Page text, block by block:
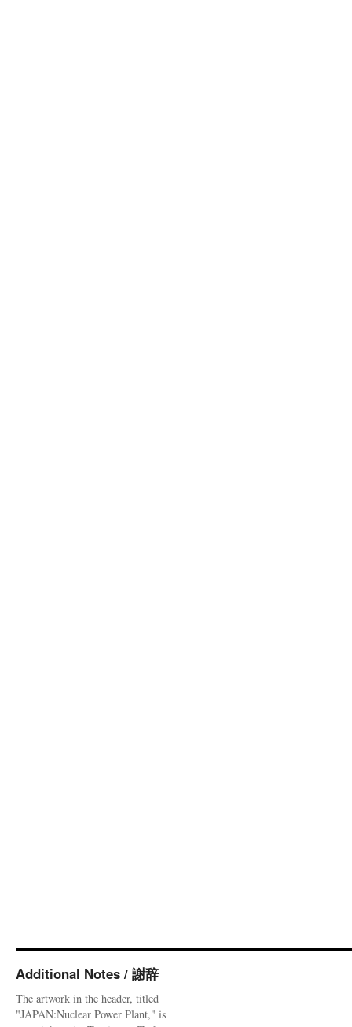
Additional Notes / 謝辞
The artwork in the header, titled
"JAPAN:Nuclear Power Plant," is